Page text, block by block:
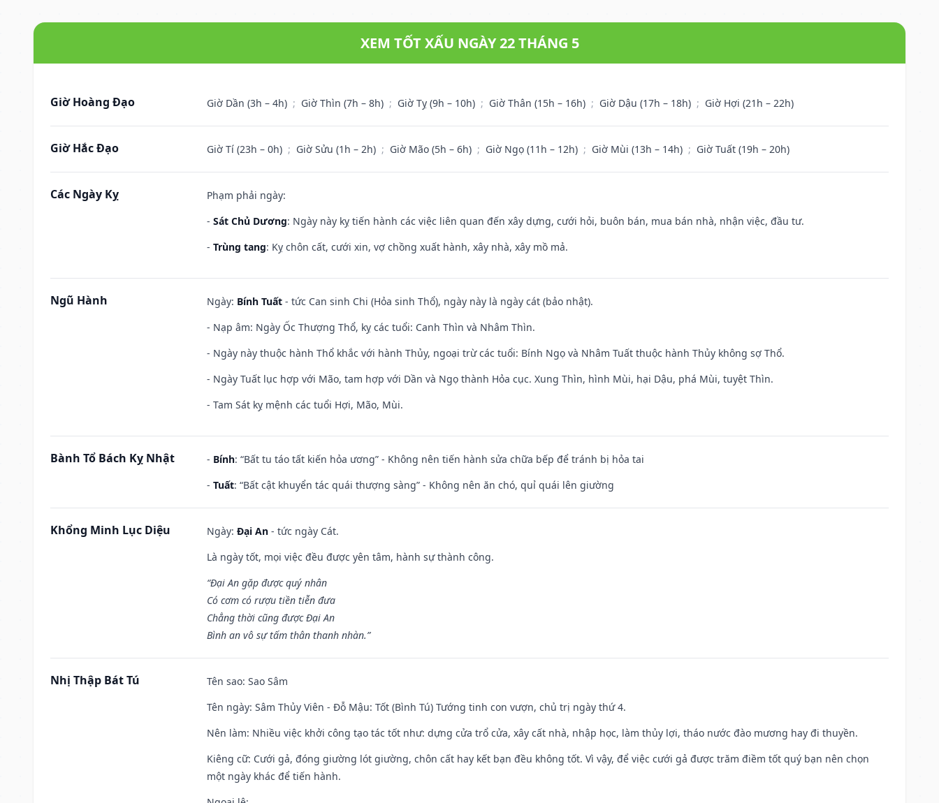
XEM TỐT XẤU NGÀY 22 THÁNG 5
Giờ Hoàng Đạo Giờ Dần (3h – 4h) ; Giờ Thìn (7h – 8h) ; Giờ Tỵ (9h – 10h) ; Giờ Thân (15h – 16h) ; Giờ Dậu (17h – 18h) ; Giờ Hợi (21h – 22h)
Giờ Hắc Đạo Giờ Tí (23h – 0h) ; Giờ Sửu (1h – 2h) ; Giờ Mão (5h – 6h) ; Giờ Ngọ (11h – 12h) ; Giờ Mùi (13h – 14h) ; Giờ Tuất (19h – 20h)
Các Ngày Kỵ
Phạm phải ngày:
- Sát Chủ Dương: Ngày này kỵ tiến hành các việc liên quan đến xây dựng, cưới hỏi, buôn bán, mua bán nhà, nhận việc, đầu tư.
- Trùng tang: Kỵ chôn cất, cưới xin, vợ chồng xuất hành, xây nhà, xây mồ mả.
Ngũ Hành Ngày: Bính Tuất - tức Can sinh Chi (Hỏa sinh Thổ), ngày này là ngày cát (bảo nhật).
- Nạp âm: Ngày Ốc Thượng Thổ, kỵ các tuổi: Canh Thìn và Nhâm Thìn.
- Ngày này thuộc hành Thổ khắc với hành Thủy, ngoại trừ các tuổi: Bính Ngọ và Nhâm Tuất thuộc hành Thủy không sợ Thổ.
- Ngày Tuất lục hợp với Mão, tam hợp với Dần và Ngọ thành Hỏa cục. Xung Thìn, hình Mùi, hại Dậu, phá Mùi, tuyệt Thìn.
- Tam Sát kỵ mệnh các tuổi Hợi, Mão, Mùi.
Bành Tổ Bách Kỵ Nhật - Bính: “Bất tu táo tất kiến hỏa ương” - Không nên tiến hành sửa chữa bếp để tránh bị hỏa tai
- Tuất: “Bất cật khuyển tác quái thượng sàng” - Không nên ăn chó, quỉ quái lên giường
Khổng Minh Lục Diệu Ngày: Đại An - tức ngày Cát.
Là ngày tốt, mọi việc đều được yên tâm, hành sự thành công.
“Đại An gặp được quý nhân
Có cơm có rượu tiền tiễn đưa
Chẳng thời cũng được Đại An
Bình an vô sự tấm thân thanh nhàn.”
Nhị Thập Bát Tú Tên sao: Sao Sâm
Tên ngày: Sâm Thủy Viên - Đỗ Mậu: Tốt (Bình Tú) Tướng tinh con vượn, chủ trị ngày thứ 4.
Nên làm: Nhiều việc khởi công tạo tác tốt như: dựng cửa trổ cửa, xây cất nhà, nhập học, làm thủy lợi, tháo nước đào mương hay đi thuyền.
Kiêng cữ: Cưới gả, đóng giường lót giường, chôn cất hay kết bạn đều không tốt. Vì vậy, để việc cưới gả được trăm điềm tốt quý bạn nên chọn
một ngày khác để tiến hành.